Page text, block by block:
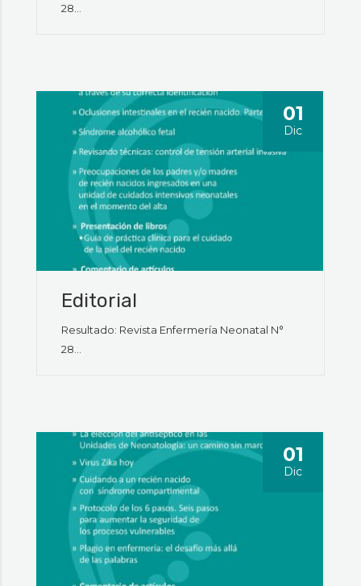
28...
01
Dic
Editorial
Resultado: Revista Enfermería Neonatal N°
28...
01
Dic